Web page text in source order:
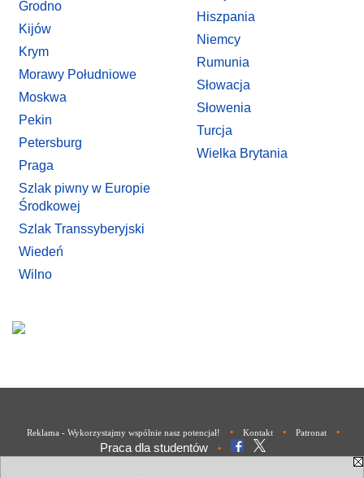
Grodno
Kijów
Krym
Morawy Południowe
Moskwa
Pekin
Petersburg
Praga
Szlak piwny w Europie
Środkowej
Szlak Transsyberyjski
Wiedeń
Wilno
Hiszpania
Niemcy
Rumunia
Słowacja
Słowenia
Turcja
Wielka Brytania
Reklama - Wykorzystajmy wspólnie nasz potencjał! • Kontakt • Patronat •
Praca dla studentów •